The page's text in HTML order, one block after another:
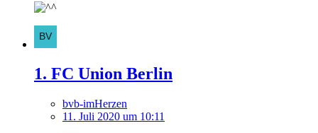
1. FC Union Berlin
bvb-imHerzen
11. Juli 2020 um 10:11